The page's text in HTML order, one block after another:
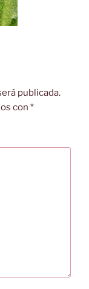
publicada.
con *